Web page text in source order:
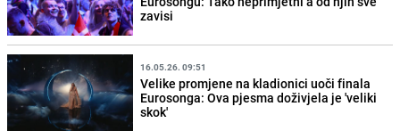
zavisi
16.05.26. 09:51
Velike promjene na kladionici uoči finala
Eurosonga: Ova pjesma doživjela je 'veliki
skok'